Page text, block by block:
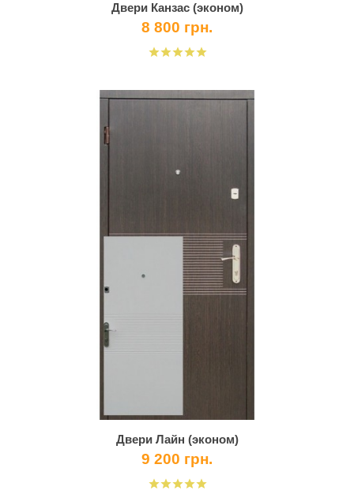
Двери Канзас (эконом)
8 800 грн.
Двери Лайн (эконом)
9 200 грн.